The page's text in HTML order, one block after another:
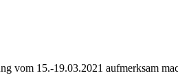
vom 15.-19.03.2021 aufmerksam